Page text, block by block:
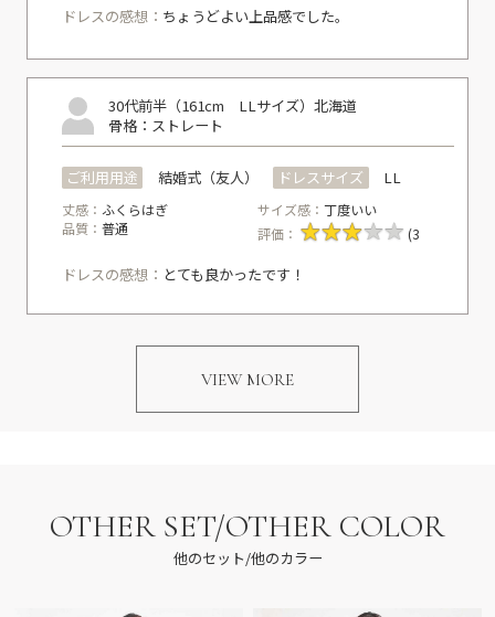
ドレスの感想： ちょうどよい上品感でした。
30代前半（161cm LLサイズ） 北海道
骨格：ストレート
ご利用用途 結婚式（友人） ドレスサイズ LL
丈感： ふくらはぎ サイズ感：丁度いい
品質： 普通 評価： (3
ドレスの感想： とても良かったです！
VIEW MORE
OTHER SET/OTHER COLOR
他のセット/他のカラー